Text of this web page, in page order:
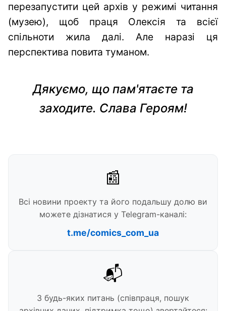
перезапустити цей архів у режимі читання
(музею), щоб праця Олексія та всієї
спільноти жила далі. Але наразі ця
перспектива повита туманом.
Дякуємо, що пам'ятаєте та
заходите. Слава Героям!
📰
Всі новини проекту та його подальшу долю ви
можете дізнатися у Telegram-каналі:
t.me/comics_com_ua
📬
З будь-яких питань (співпраця, пошук